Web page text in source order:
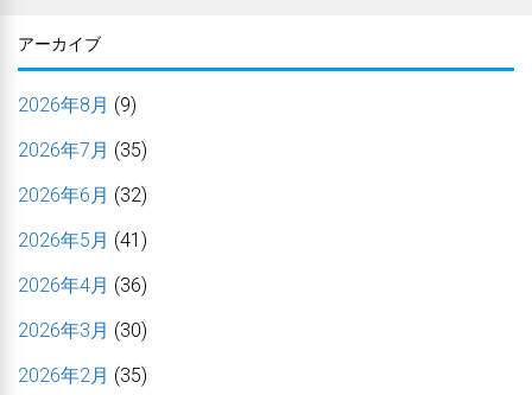
アーカイブ
2026年8月 (9)
2026年7月 (35)
2026年6月 (32)
2026年5月 (41)
2026年4月 (36)
2026年3月 (30)
2026年2月 (35)